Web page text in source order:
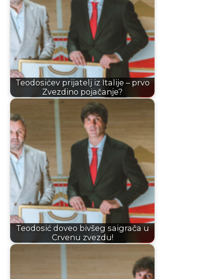
Teodosićev prijatelj iz Italije – prvo
Zvezdino pojačanje?
Teodosić doveo bivšeg saigrača u
Crvenu zvezdu!